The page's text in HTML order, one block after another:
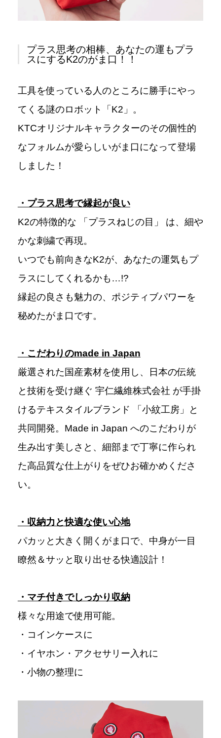
プラス思考の相棒、あなたの運もプラ
スにするK2のがま口！！
工具を使っている人のところに勝手にやっ
てくる謎のロボット「K2」。
KTCオリジナルキャラクターのその個性的
なフォルムが愛らしいがま口になって登場
しました！
・プラス思考で縁起が良い
K2の特徴的な 「プラスねじの目」 は、細や
かな刺繍で再現。
いつでも前向きなK2が、あなたの運気もプ
ラスにしてくれるかも…!?
縁起の良さも魅力の、ポジティブパワーを
秘めたがま口です。
・こだわりのmade in Japan
厳選された国産素材を使用し、日本の伝統
と技術を受け継ぐ 宇仁繊維株式会社 が手掛
けるテキスタイルブランド 「小紋工房」と
共同開発。Made in Japan へのこだわりが
生み出す美しさと、細部まで丁寧に作られ
た高品質な仕上がりをぜひお確かめくださ
い。
・収納力と快適な使い心地
パカッと大きく開くがま口で、中身が一目
瞭然＆サッと取り出せる快適設計！
・マチ付きでしっかり収納
様々な用途で使用可能。
・コインケースに
・イヤホン・アクセサリー入れに
・小物の整理に